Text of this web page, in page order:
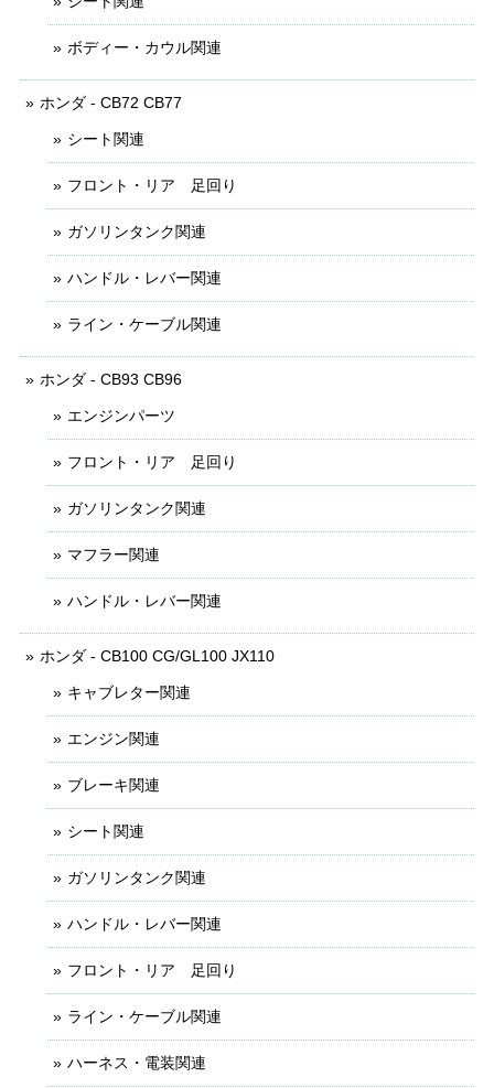
ボディー・カウル関連
ホンダ - CB72 CB77
シート関連
フロント・リア 足回り
ガソリンタンク関連
ハンドル・レバー関連
ライン・ケーブル関連
ホンダ - CB93 CB96
エンジンパーツ
フロント・リア 足回り
ガソリンタンク関連
マフラー関連
ハンドル・レバー関連
ホンダ - CB100 CG/GL100 JX110
キャブレター関連
エンジン関連
ブレーキ関連
シート関連
ガソリンタンク関連
ハンドル・レバー関連
フロント・リア 足回り
ライン・ケーブル関連
ハーネス・電装関連